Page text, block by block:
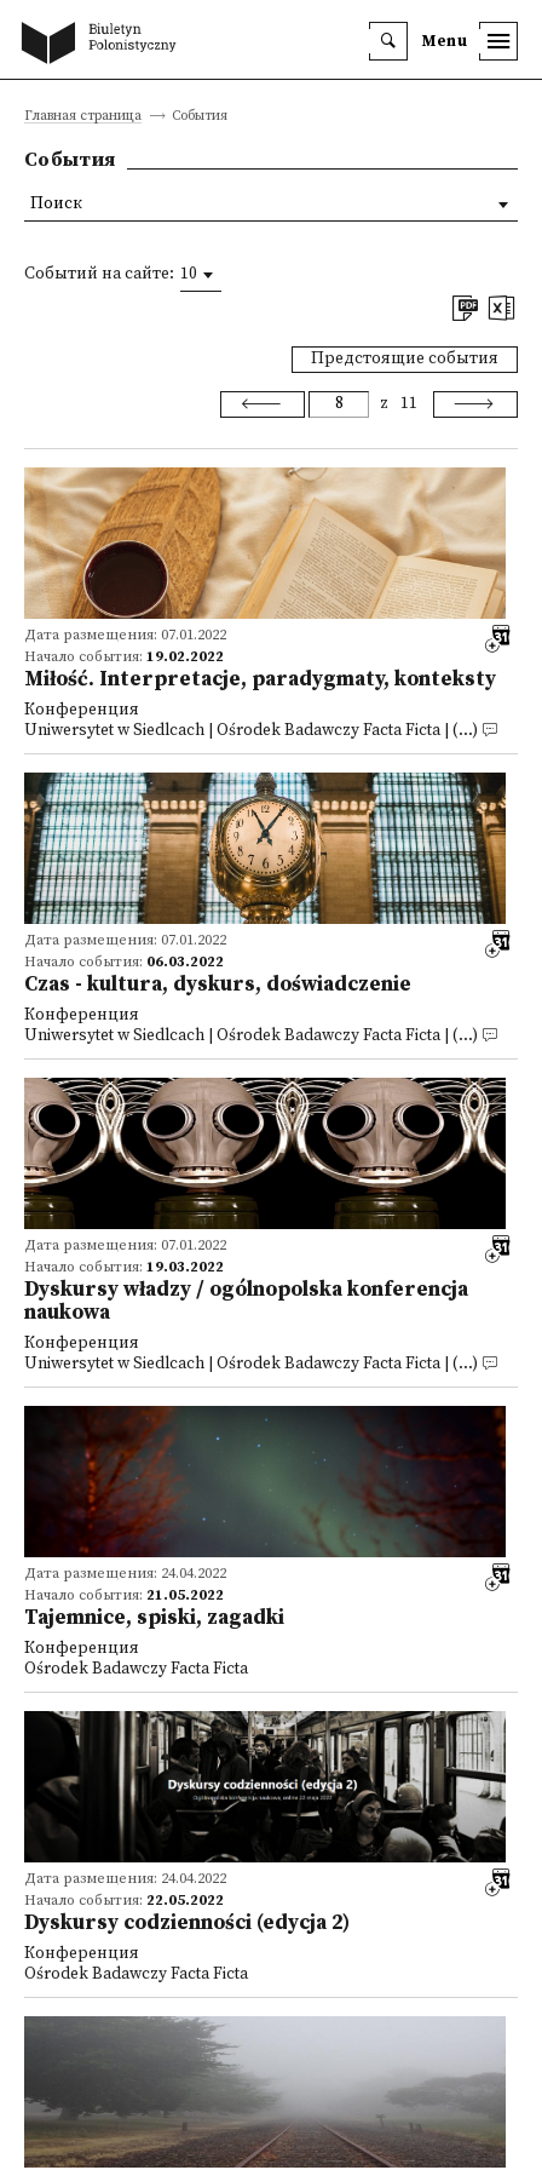
Menu
Главная страница События
События
Событий на сайте: 10
Предстоящие события
z 11
Дата размещения: 07.01.2022
Начало события: 19.02.2022
Miłość. Interpretacje, paradygmaty, konteksty
Конференция
Uniwersytet w Siedlcach | Ośrodek Badawczy Facta Ficta | (...)
Дата размещения: 07.01.2022
Начало события: 06.03.2022
Czas - kultura, dyskurs, doświadczenie
Конференция
Uniwersytet w Siedlcach | Ośrodek Badawczy Facta Ficta | (...)
Дата размещения: 07.01.2022
Начало события: 19.03.2022
Dyskursy władzy / ogólnopolska konferencja
naukowa
Конференция
Uniwersytet w Siedlcach | Ośrodek Badawczy Facta Ficta | (...)
Дата размещения: 24.04.2022
Начало события: 21.05.2022
Tajemnice, spiski, zagadki
Конференция
Ośrodek Badawczy Facta Ficta
Дата размещения: 24.04.2022
Начало события: 22.05.2022
Dyskursy codzienności (edycja 2)
Конференция
Ośrodek Badawczy Facta Ficta
Поиск